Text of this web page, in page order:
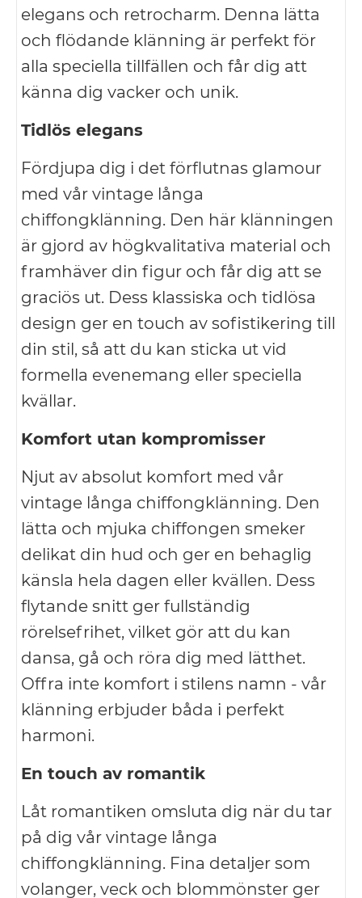
elegans och retrocharm. Denna lätta
och flödande klänning är perfekt för
alla speciella tillfällen och får dig att
känna dig vacker och unik.
Tidlös elegans
Fördjupa dig i det förflutnas glamour
med vår vintage långa
chiffongklänning. Den här klänningen
är gjord av högkvalitativa material och
framhäver din figur och får dig att se
graciös ut. Dess klassiska och tidlösa
design ger en touch av sofistikering till
din stil, så att du kan sticka ut vid
formella evenemang eller speciella
kvällar.
Komfort utan kompromisser
Njut av absolut komfort med vår
vintage långa chiffongklänning. Den
lätta och mjuka chiffongen smeker
delikat din hud och ger en behaglig
känsla hela dagen eller kvällen. Dess
flytande snitt ger fullständig
rörelsefrihet, vilket gör att du kan
dansa, gå och röra dig med lätthet.
Offra inte komfort i stilens namn - vår
klänning erbjuder båda i perfekt
harmoni.
En touch av romantik
Låt romantiken omsluta dig när du tar
på dig vår vintage långa
chiffongklänning. Fina detaljer som
volanger, veck och blommönster ger